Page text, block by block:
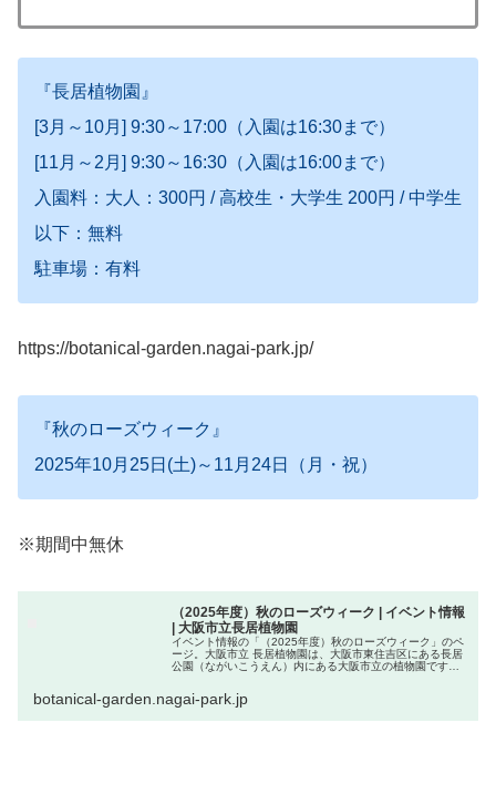
『長居植物園』
[3月～10月] 9:30～17:00（入園は16:30まで）
[11月～2月] 9:30～16:30（入園は16:00まで）
入園料：大人：300円 / 高校生・大学生 200円 / 中学生
以下：無料
駐車場：有料
https://botanical-garden.nagai-park.jp/
『秋のローズウィーク』
2025年10月25日(土)～11月24日（月・祝）
※期間中無休
（2025年度）秋のローズウィーク | イベント情報
| 大阪市立長居植物園
イベント情報の「（2025年度）秋のローズウィーク」のペ
ージ。大阪市立 長居植物園は、大阪市東住吉区にある長居
公園（ながいこうえん）内にある大阪市立の植物園です。
で、1万年～200万...
botanical-garden.nagai-park.jp